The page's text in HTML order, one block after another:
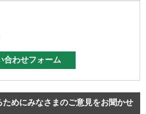
めにみなさまのご意見をお聞かせ